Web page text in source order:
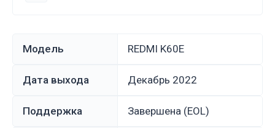
Модель REDMI K60E
Дата выхода декабрь 2022
Поддержка Завершена (EOL)